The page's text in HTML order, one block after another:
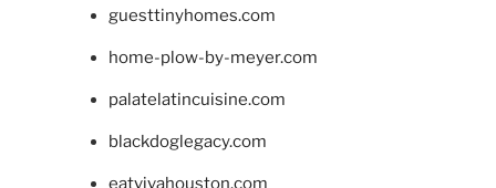
guesttinyhomes.com
home-plow-by-meyer.com
palatelatincuisine.com
blackdoglegacy.com
eatvivahouston.com